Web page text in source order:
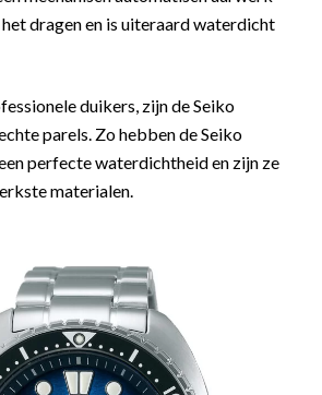
dragen en is uiteraard waterdicht
duikers, zijn de Seiko
parels. Zo hebben de Seiko
perfecte waterdichtheid en zijn ze
materialen.